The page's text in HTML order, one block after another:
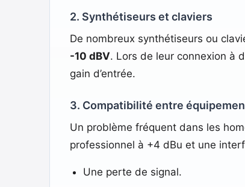
2. Synthétiseurs et claviers
De nombreux synthétiseurs ou
-10 dBV. Lors de leur connexion à
gain d’entrée.
3. Compatibilité entre
Un problème fréquent dans les
professionnel à +4 dBu et une
Une perte de signal.